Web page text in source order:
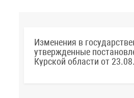
Изменения в
утвержденные
Курской области от